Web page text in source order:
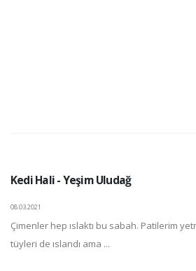
Kedi Hali - Yeşim Uludağ
08.03.2021
Çimenler hep ıslaktı bu sabah. Patilerim
tüyleri de ıslandı ama ...